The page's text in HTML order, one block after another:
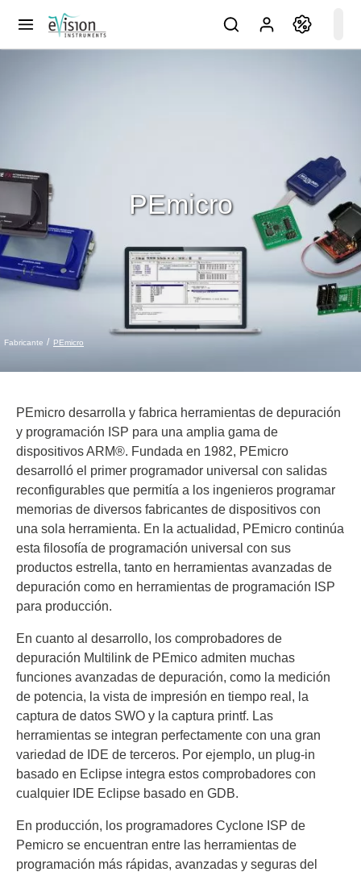
Fabricante PEmicro
PEmicro
PEmicro desarrolla y fabrica herramientas de depuración
y programación ISP para una amplia gama de
dispositivos ARM®. Fundada en 1982, PEmicro
desarrolló el primer programador universal con salidas
reconfigurables que permitía a los ingenieros programar
memorias de diversos fabricantes de dispositivos con
una sola herramienta. En la actualidad, PEmicro continúa
esta filosofía de programación universal con sus
productos estrella, tanto en herramientas avanzadas de
depuración como en herramientas de programación ISP
para producción.
En cuanto al desarrollo, los comprobadores de
depuración Multilink de PEmico admiten muchas
funciones avanzadas de depuración, como la medición
de potencia, la vista de impresión en tiempo real, la
captura de datos SWO y la captura printf. Las
herramientas se integran perfectamente con una gran
variedad de IDE de terceros. Por ejemplo, un plug-in
basado en Eclipse integra estos comprobadores con
cualquier IDE Eclipse basado en GDB.
En producción, los programadores Cyclone ISP de
Pemicro se encuentran entre las herramientas de
programación más rápidas, avanzadas y seguras del